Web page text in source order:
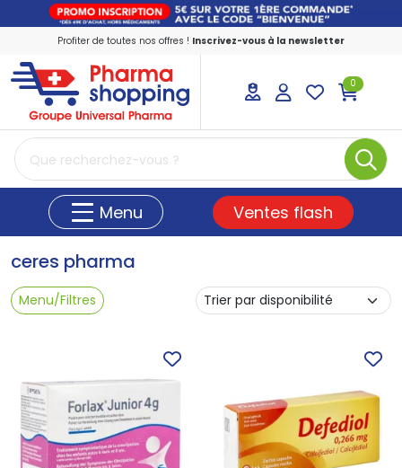
Profiter de toutes nos offres ! Inscrivez-vous à la newsletter
PharmaShopping Votre pharmacie en
0
Menu Ventes flash
ceres pharma
Menu/Filtres